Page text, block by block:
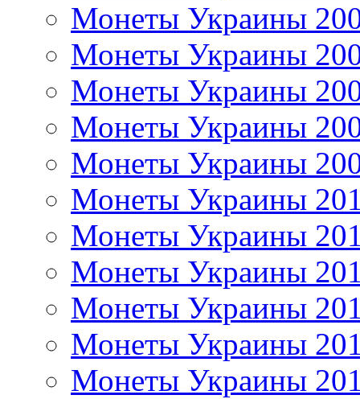
Монеты Украины
Монеты Украины
Монеты Украины
Монеты Украины
Монеты Украины
Монеты Украины
Монеты Украины
Монеты Украины
Монеты Украины
Монеты Украины
Монеты Украины